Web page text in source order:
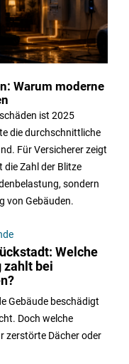
Warum moderne
ist 2025
die durchschnittliche
Für Versicherer zeigt
die Zahl der Blitze
sondern
von Gebäuden.
Welche
zahlt bei
Gebäude beschädigt
Doch welche
zerstörte Dächer oder